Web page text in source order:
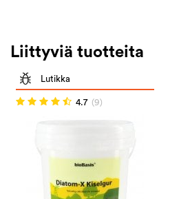
Liittyviä tuotteita
Lutikka
4.7 (9)